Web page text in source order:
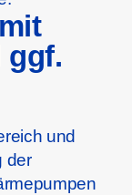
ggf.
und
der